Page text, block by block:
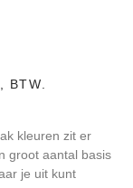
BTW.
kleuren zit er
groot aantal basis
je uit kunt